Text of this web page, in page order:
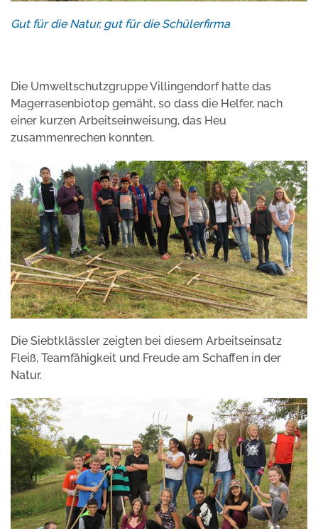
Gut für die Natur, gut für die Schülerfirma
Die Umweltschutzgruppe Villingendorf hatte das
Magerrasenbiotop gemäht, so dass die Helfer, nach
einer kurzen Arbeitseinweisung, das Heu
zusammenrechen konnten.
Die Siebtklässler zeigten bei diesem Arbeitseinsatz
Fleiß, Teamfähigkeit und Freude am Schaffen in der
Natur.